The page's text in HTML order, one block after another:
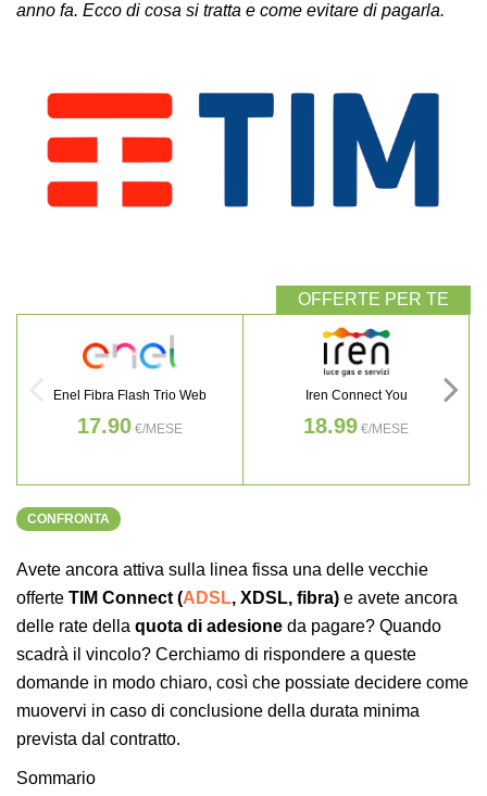
anno fa. Ecco di cosa si tratta e come evitare di pagarla.
Enel Fibra Flash Trio Web
17.90 €/MESE
Iren Connect You
18.99 €/MESE
CONFRONTA
Avete ancora attiva sulla linea fissa una delle vecchie
offerte TIM Connect (ADSL, XDSL, fibra) e avete ancora
delle rate della quota di adesione da pagare? Quando
scadrà il vincolo? Cerchiamo di rispondere a queste
domande in modo chiaro, così che possiate decidere come
muovervi in caso di conclusione della durata minima
prevista dal contratto.
Sommario